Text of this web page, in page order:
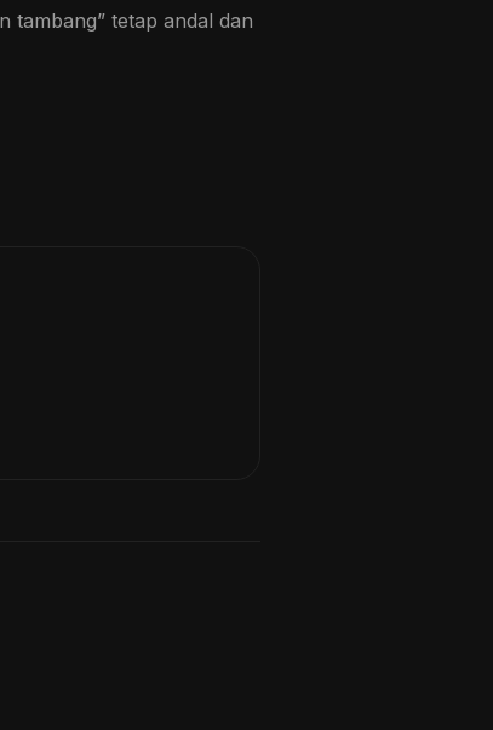
tambang” tetap andal dan